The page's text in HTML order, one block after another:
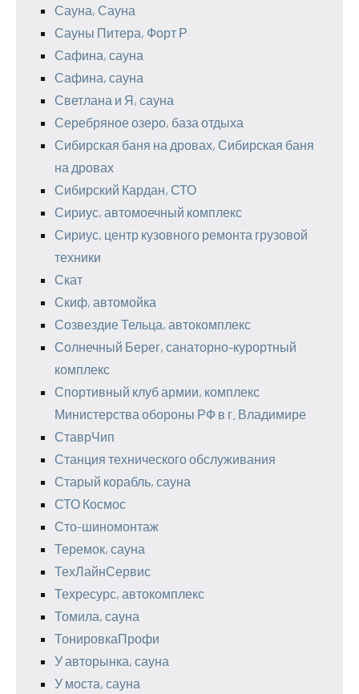
Сауна, Сауна
Сауны Питера, Форт Р
Сафина, сауна
Сафина, сауна
Светлана и Я, сауна
Серебряное озеро, база отдыха
Сибирская баня на дровах, Сибирская баня
на дровах
Сибирский Кардан, СТО
Сириус, автомоечный комплекс
Сириус, центр кузовного ремонта грузовой
техники
Скат
Скиф, автомойка
Созвездие Тельца, автокомплекс
Солнечный Берег, санаторно-курортный
комплекс
Спортивный клуб армии, комплекс
Министерства обороны РФ в г. Владимире
СтаврЧип
Станция технического обслуживания
Старый корабль, сауна
СТО Космос
Сто-шиномонтаж
Теремок, сауна
ТехЛайнСервис
Техресурс, автокомплекс
Томила, сауна
ТонировкаПрофи
У авторынка, сауна
У моста, сауна